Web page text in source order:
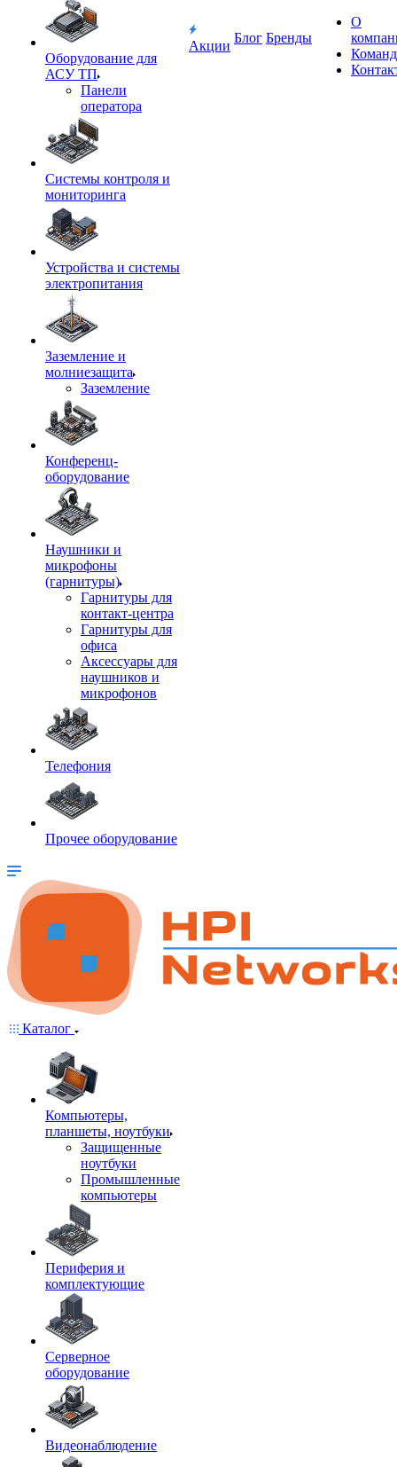
Оборудование для
АСУ ТП
Панели
оператора
Системы контроля и
мониторинга
Устройства и системы
электропитания
Заземление и
молниезащита
Заземление
Конференц-
оборудование
Наушники и
микрофоны
(гарнитуры)
Гарнитуры для
контакт-центра
Гарнитуры для
офиса
Аксессуары для
наушников и
микрофонов
Телефония
Прочее оборудование
Акции
Блог Бренды
О
Каталог
Компьютеры,
планшеты, ноутбуки
Защищенные
ноутбуки
Промышленные
компьютеры
Периферия и
комплектующие
Серверное
оборудование
Видеонаблюдение